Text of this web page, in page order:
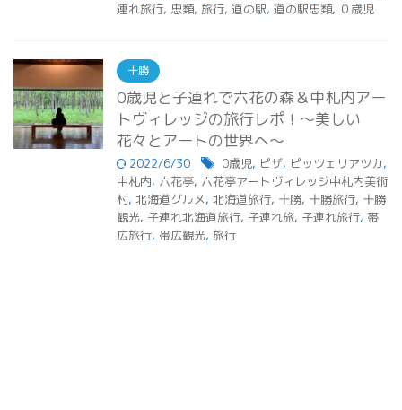
連れ旅行, 忠類, 旅行, 道の駅, 道の駅忠類, ０歳児
十勝
0歳児と子連れで六花の森＆中札内アー
トヴィレッジの旅行レポ！～美しい
花々とアートの世界へ～
2022/6/30 0歳児, ピザ, ピッツェリアツカ,
中札内, 六花亭, 六花亭アートヴィレッジ中札内美術
村, 北海道グルメ, 北海道旅行, 十勝, 十勝旅行, 十勝
観光, 子連れ北海道旅行, 子連れ旅, 子連れ旅行, 帯
広旅行, 帯広観光, 旅行